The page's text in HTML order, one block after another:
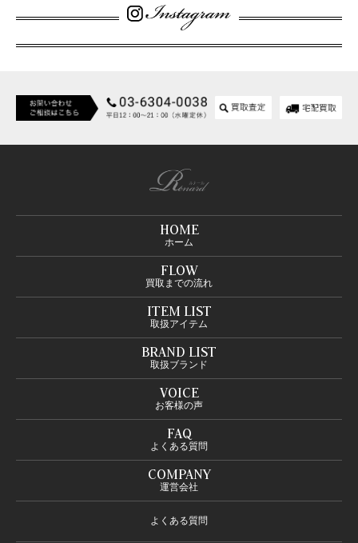
HOME
ホーム
FLOW
買取までの流れ
ITEM LIST
取扱アイテム
BRAND LIST
取扱ブランド
VOICE
お客様の声
FAQ
よくある質問
COMPANY
運営会社
よくある質問